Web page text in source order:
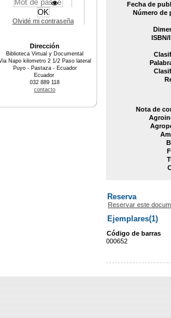
Fecha de
Número de
ISBN/
Nota de
Reserva
Reservar este
Ejemplares(1)
Código de barras
000652
Olvidé mi contraseña
Dirección
Biblioteca Virtual y Documental
Napo kilometro 2 1/2 Paso lateral
Puyo - Pastaza - Ecuador
Ecuador
032 889 118
contacto